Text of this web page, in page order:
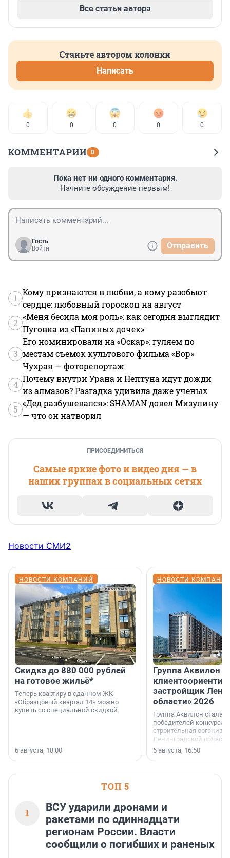
Все статьи автора
Станьте автором колонки
Написать
0 0 0 0 0
КОММЕНТАРИИ 0
Пока нет ни одного комментария.
Начните обсуждение первым!
Гость
Войти
Отправить
1
Кому признаются в любви, а кому разобьют
сердце: любовный гороскоп на август
2
«Меня бесила моя роль»: как сегодня выглядит
Пуговка из «Папиных дочек»
3
Его номинировали на «Оскар»: гуляем по
местам съемок культового фильма «Вор»
Чухрая — фоторепортаж
4
Почему внутри Урана и Нептуна идут дожди
из алмазов? Разгадка удивила даже ученых
5
«Дед разбушевался»: SHAMAN довел Мизулину
— что он натворил
ПРИСОЕДИНИТЬСЯ
Самые яркие фото и видео дня — в
наших группах в социальных сетях
Новости СМИ2
НОВОСТИ КОМПАНИЙ
Скидка до 880 000 рублей
на готовое жильё*
Теперь квартиру в сданном ЖК
«Образцовый квартал 14» можно
купить со специальной скидкой.
6 августа, 18:00
НОВОСТИ
Группа Аквилон
застройщик
области» 2026
Группа Аквилон стала
победителей конкурса
строительная
Ленинградской области
номинации «Самый
застройщик
области».
6 августа, 16:50
ТОП 5
1
ВСУ ударили дронами и
ракетами по одиннадцати
регионам России. Власти
сообщили о погибших и раненых